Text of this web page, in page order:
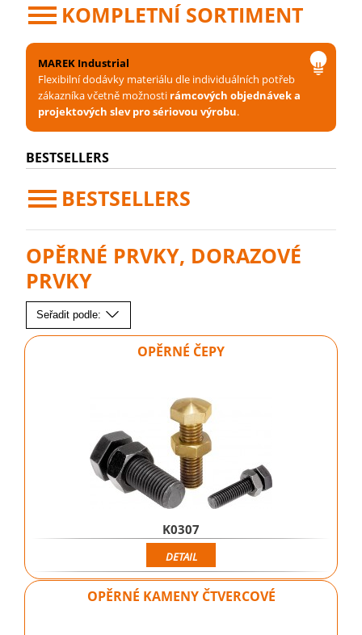
KOMPLETNÍ SORTIMENT
MAREK Industrial
Flexibilní dodávky materiálu dle individuálních potřeb
zákazníka včetně možnosti rámcových objednávek a
projektových slev pro sériovou výrobu.
BESTSELLERS
BESTSELLERS
OPĚRNÉ PRVKY, DORAZOVÉ
PRVKY
Seřadit podle:
OPĚRNÉ ČEPY
K0307
DETAIL
OPĚRNÉ KAMENY ČTVERCOVÉ